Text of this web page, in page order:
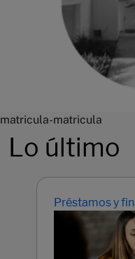
matricula-matricula
Lo último
Préstamos y